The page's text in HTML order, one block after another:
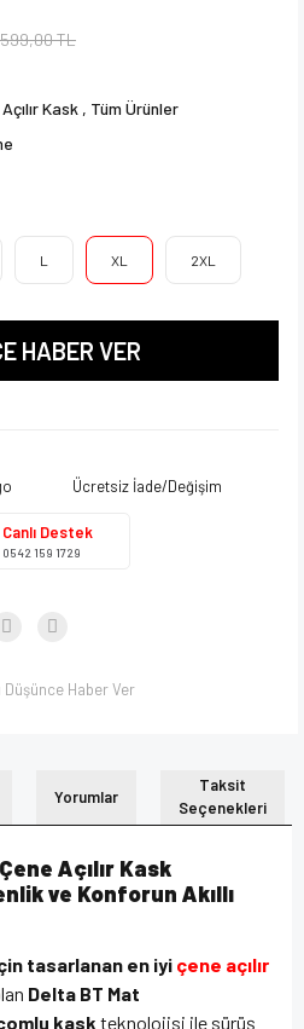
TL
Kask , Tüm Ürünler
L XL 2XL
HABER VER
Ücretsiz İade/Değişim
Canlı Destek
0542 159 1729
Düşünce Haber Ver
Yorumlar
Taksit
Seçenekleri
Açılır Kask
ve Konforun Akıllı
tasarlanan en iyi çene açılır
Delta BT Mat
kask teknolojisi ile sürüş